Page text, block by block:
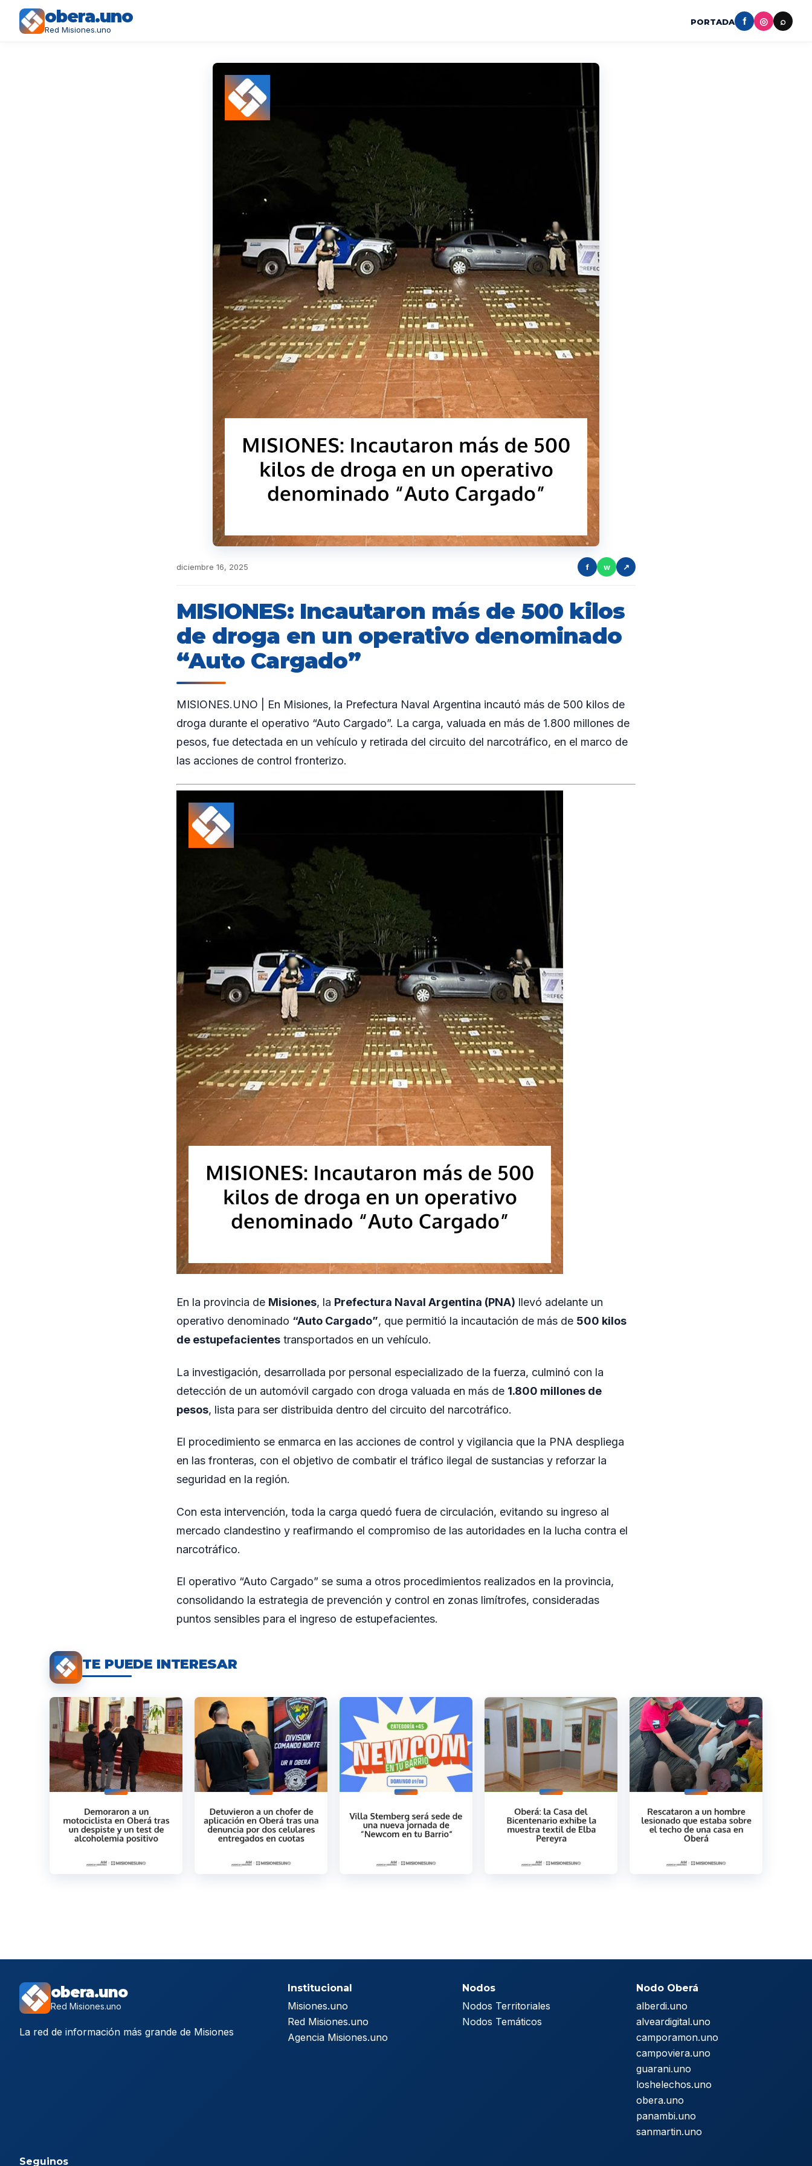
obera.uno
Red Misiones.uno
PORTADA f ◎ ⌕
diciembre 16, 2025 f w ↗
MISIONES: Incautaron más de 500 kilos
de droga en un operativo denominado
“Auto Cargado”
MISIONES.UNO | En Misiones, la Prefectura Naval Argentina incautó más de 500 kilos de
droga durante el operativo “Auto Cargado”. La carga, valuada en más de 1.800 millones de
pesos, fue detectada en un vehículo y retirada del circuito del narcotráfico, en el marco de
las acciones de control fronterizo.
En la provincia de Misiones, la Prefectura Naval Argentina (PNA) llevó adelante un
operativo denominado “Auto Cargado”, que permitió la incautación de más de 500 kilos
de estupefacientes transportados en un vehículo.
La investigación, desarrollada por personal especializado de la fuerza, culminó con la
detección de un automóvil cargado con droga valuada en más de 1.800 millones de
pesos, lista para ser distribuida dentro del circuito del narcotráfico.
El procedimiento se enmarca en las acciones de control y vigilancia que la PNA despliega
en las fronteras, con el objetivo de combatir el tráfico ilegal de sustancias y reforzar la
seguridad en la región.
Con esta intervención, toda la carga quedó fuera de circulación, evitando su ingreso al
mercado clandestino y reafirmando el compromiso de las autoridades en la lucha contra el
narcotráfico.
El operativo “Auto Cargado” se suma a otros procedimientos realizados en la provincia,
consolidando la estrategia de prevención y control en zonas limítrofes, consideradas
puntos sensibles para el ingreso de estupefacientes.
TE PUEDE INTERESAR
obera.uno
Red Misiones.uno
La red de información más grande de Misiones
Institucional
Misiones.uno
Red Misiones.uno
Agencia Misiones.uno
Nodos
Nodos Territoriales
Nodos Temáticos
Nodo Oberá
alberdi.uno
alveardigital.uno
camporamon.uno
campoviera.uno
guarani.uno
loshelechos.uno
obera.uno
panambi.uno
sanmartin.uno
Seguinos